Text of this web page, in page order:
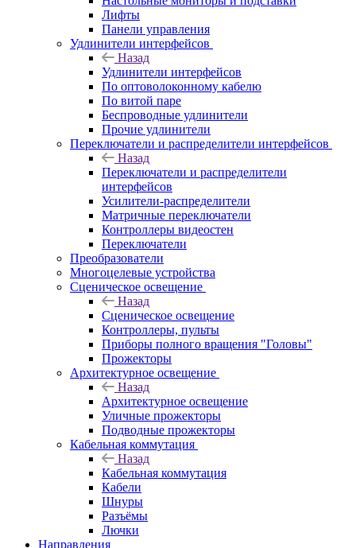
Лифты
Панели управления
Удлинители интерфейсов
Назад
Удлинители интерфейсов
По оптоволоконному кабелю
По витой паре
Беспроводные удлинители
Прочие удлинители
Переключатели и распределители интерфейсов
Назад
Переключатели и распределители
интерфейсов
Усилители-распределители
Матричные переключатели
Контроллеры видеостен
Переключатели
Преобразователи
Многоцелевые устройства
Сценическое освещение
Назад
Сценическое освещение
Контроллеры, пульты
Приборы полного вращения "Головы"
Прожекторы
Архитектурное освещение
Назад
Архитектурное освещение
Уличные прожекторы
Подводные прожекторы
Кабельная коммутация
Назад
Кабельная коммутация
Кабели
Шнуры
Разъёмы
Лючки
Направления